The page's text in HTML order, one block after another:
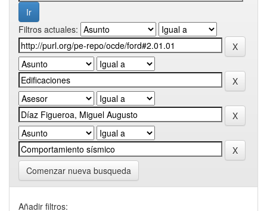
Filtros actuales:
Comenzar nueva busqueda
Añadir filtros: